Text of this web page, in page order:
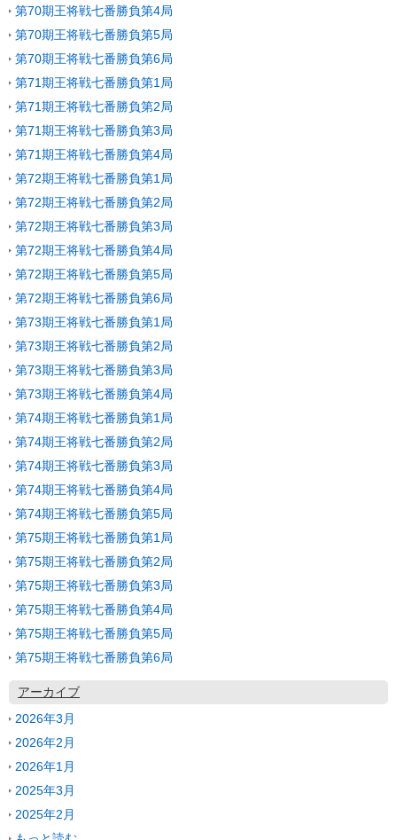
第70期王将戦七番勝負第4局
第70期王将戦七番勝負第5局
第70期王将戦七番勝負第6局
第71期王将戦七番勝負第1局
第71期王将戦七番勝負第2局
第71期王将戦七番勝負第3局
第71期王将戦七番勝負第4局
第72期王将戦七番勝負第1局
第72期王将戦七番勝負第2局
第72期王将戦七番勝負第3局
第72期王将戦七番勝負第4局
第72期王将戦七番勝負第5局
第72期王将戦七番勝負第6局
第73期王将戦七番勝負第1局
第73期王将戦七番勝負第2局
第73期王将戦七番勝負第3局
第73期王将戦七番勝負第4局
第74期王将戦七番勝負第1局
第74期王将戦七番勝負第2局
第74期王将戦七番勝負第3局
第74期王将戦七番勝負第4局
第74期王将戦七番勝負第5局
第75期王将戦七番勝負第1局
第75期王将戦七番勝負第2局
第75期王将戦七番勝負第3局
第75期王将戦七番勝負第4局
第75期王将戦七番勝負第5局
第75期王将戦七番勝負第6局
アーカイブ
2026年3月
2026年2月
2026年1月
2025年3月
2025年2月